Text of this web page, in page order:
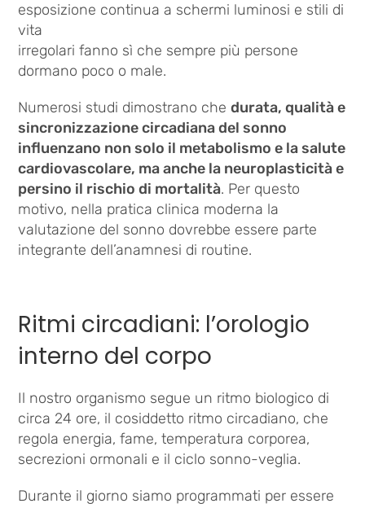
esposizione continua a schermi luminosi e stili di
vita
irregolari fanno sì che sempre più persone
dormano poco o male.
Numerosi studi dimostrano chedurata, qualità e
sincronizzazione circadiana del sonno
influenzano non solo il metabolismo e la salute
cardiovascolare, ma anche la neuroplasticità e
persino il rischio di mortalità. Per questo
motivo, nella pratica clinica moderna la
valutazione del sonno dovrebbe essere parte
integrante dell’anamnesi di routine.
Ritmi circadiani: l’orologio
interno del corpo
Il nostro organismo segue un ritmo biologico di
circa 24 ore, il cosiddetto ritmo circadiano, che
regola energia, fame, temperatura corporea,
secrezioni ormonali e il ciclo sonno-veglia.
Durante il giorno siamo programmati per essere